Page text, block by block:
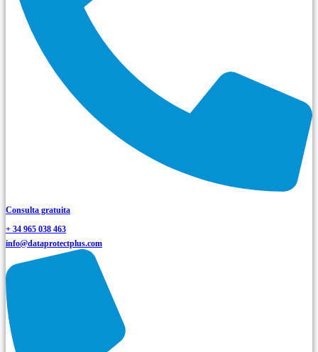
Consulta gratuita
+ 34 965 038 463
info@dataprotectplus.com